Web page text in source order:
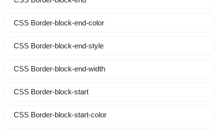
CSS Border-block-end-color
CSS Border-block-end-style
CSS Border-block-end-width
CSS Border-block-start
CSS Border-block-start-color